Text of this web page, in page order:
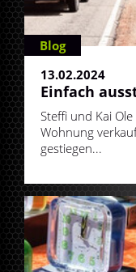
Blog
13.02.2024
Einfach
Steffi und Kai
Wohnung
gestiegen...